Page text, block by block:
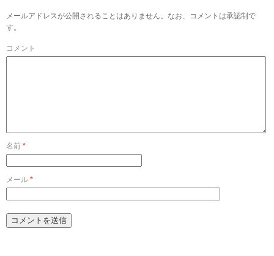
メールアドレスが公開されることはありません。なお、コメントは承認制で
す。
コメント
名前 *
メール *